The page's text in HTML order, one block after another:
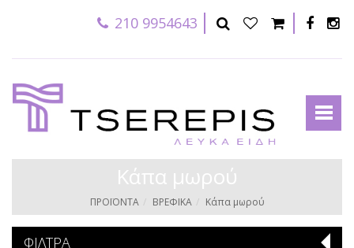
210 9954643
Κάπα μωρού
ΠΡΟΪΟΝΤΑ ΒΡΕΦΙΚΑ Κάπα μωρού
ΦΙΛΤΡΑ